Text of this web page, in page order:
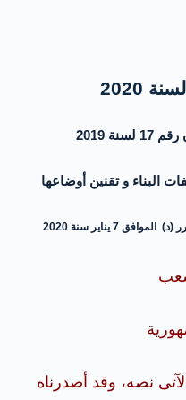
2019
البناء و تقنين أوضاعها
7 يناير سنة 2020
نصه، وقد أصدرناه